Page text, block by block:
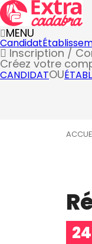
MENU
Candidat
Inscription /
Créez votre
CANDIDATOU